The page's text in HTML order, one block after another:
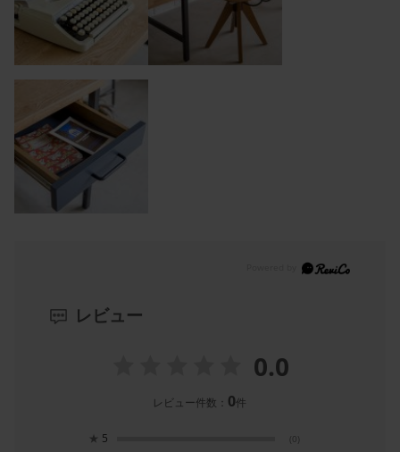
レビュー
0.0
レビュー件数： 0件
★ 5 (0)